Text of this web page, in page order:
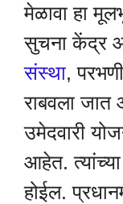
मेळावा हा
सुचना केंद्र
संस्था,
राबवला
उमेदवारी
आहेत.
होईल.